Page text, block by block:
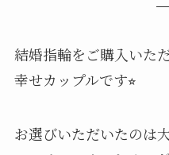
結婚指輪をご購入いた
幸せカップルです⭐︎
お選びいただいたのは